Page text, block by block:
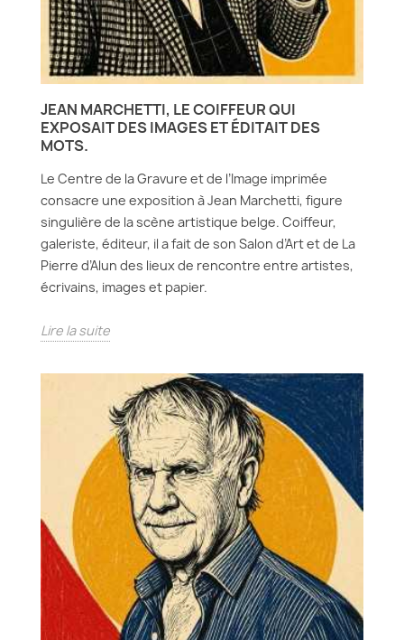
JEAN MARCHETTI, LE COIFFEUR QUI
EXPOSAIT DES IMAGES ET ÉDITAIT DES
MOTS.
Le Centre de la Gravure et de l’Image imprimée
consacre une exposition à Jean Marchetti, figure
singulière de la scène artistique belge. Coiffeur,
galeriste, éditeur, il a fait de son Salon d’Art et de La
Pierre d’Alun des lieux de rencontre entre artistes,
écrivains, images et papier.
Lire la suite